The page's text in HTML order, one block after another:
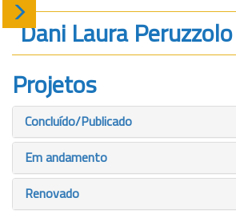
Sobre
Produção
Projetos
Gráficos
Dani Laura Peruzzolo
Projetos
Concluído/Publicado
Em andamento
Renovado